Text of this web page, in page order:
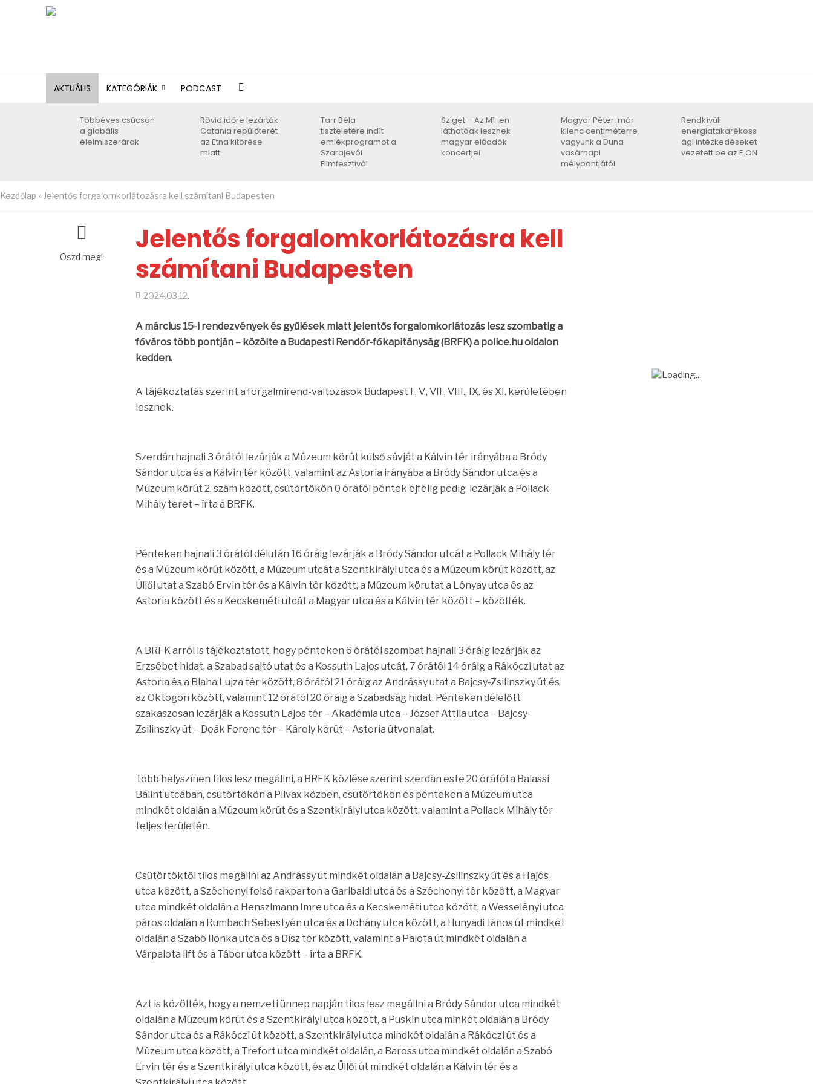
AKTUÁLIS KATEGÓRIÁK PODCAST
Többéves csúcson
a globális
élelmiszerárak
Rövid időre lezárták
Catania repülőterét
az Etna kitörése
miatt
Tarr Béla
tiszteletére indít
emlékprogramot a
Szarajevói
Filmfesztivál
Sziget – Az M1-en
láthatóak lesznek
magyar előadók
koncertjei
Magyar Péter: már
kilenc centiméterre
vagyunk a Duna
vasárnapi
mélypontjától
Rendkívüli
energiatakarékoss
ági intézkedéseket
vezetett be az E.ON
Kezdőlap » Jelentős forgalomkorlátozásra kell számítani Budapesten
Oszd meg!
Jelentős forgalomkorlátozásra kell
számítani Budapesten
2024.03.12.
A március 15-i rendezvények és gyűlések miatt jelentős forgalomkorlátozás lesz szombatig a
főváros több pontján – közölte a Budapesti Rendőr-főkapitányság (BRFK) a police.hu oldalon
kedden.
A tájékoztatás szerint a forgalmirend-változások Budapest I., V., VII., VIII., IX. és XI. kerületében
lesznek.
Szerdán hajnali 3 órától lezárják a Múzeum körút külső sávját a Kálvin tér irányába a Bródy
Sándor utca és a Kálvin tér között, valamint az Astoria irányába a Bródy Sándor utca és a
Múzeum körút 2. szám között, csütörtökön 0 órától péntek éjfélig pedig lezárják a Pollack
Mihály teret – írta a BRFK.
Pénteken hajnali 3 órától délután 16 óráig lezárják a Bródy Sándor utcát a Pollack Mihály tér
és a Múzeum körút között, a Múzeum utcát a Szentkirályi utca és a Múzeum körút között, az
Üllői utat a Szabó Ervin tér és a Kálvin tér között, a Múzeum körutat a Lónyay utca és az
Astoria között és a Kecskeméti utcát a Magyar utca és a Kálvin tér között – közölték.
A BRFK arról is tájékoztatott, hogy pénteken 6 órától szombat hajnali 3 óráig lezárják az
Erzsébet hidat, a Szabad sajtó utat és a Kossuth Lajos utcát, 7 órától 14 óráig a Rákóczi utat az
Astoria és a Blaha Lujza tér között, 8 órától 21 óráig az Andrássy utat a Bajcsy-Zsilinszky út és
az Oktogon között, valamint 12 órától 20 óráig a Szabadság hidat. Pénteken délelőtt
szakaszosan lezárják a Kossuth Lajos tér – Akadémia utca – József Attila utca – Bajcsy-
Zsilinszky út – Deák Ferenc tér – Károly körút – Astoria útvonalat.
Több helyszínen tilos lesz megállni, a BRFK közlése szerint szerdán este 20 órától a Balassi
Bálint utcában, csütörtökön a Pilvax közben, csütörtökön és pénteken a Múzeum utca
mindkét oldalán a Múzeum körút és a Szentkirályi utca között, valamint a Pollack Mihály tér
teljes területén.
Csütörtöktől tilos megállni az Andrássy út mindkét oldalán a Bajcsy-Zsilinszky út és a Hajós
utca között, a Széchenyi felső rakparton a Garibaldi utca és a Széchenyi tér között, a Magyar
utca mindkét oldalán a Henszlmann Imre utca és a Kecskeméti utca között, a Wesselényi utca
páros oldalán a Rumbach Sebestyén utca és a Dohány utca között, a Hunyadi János út mindkét
oldalán a Szabó Ilonka utca és a Dísz tér között, valamint a Palota út mindkét oldalán a
Várpalota lift és a Tábor utca között – írta a BRFK.
Azt is közölték, hogy a nemzeti ünnep napján tilos lesz megállni a Bródy Sándor utca mindkét
oldalán a Múzeum körút és a Szentkirályi utca között, a Puskin utca minkét oldalán a Bródy
Sándor utca és a Rákóczi út között, a Szentkirályi utca mindkét oldalán a Rákóczi út és a
Múzeum utca között, a Trefort utca mindkét oldalán, a Baross utca mindkét oldalán a Szabó
Ervin tér és a Szentkirályi utca között, és az Üllői út mindkét oldalán a Kálvin tér és a